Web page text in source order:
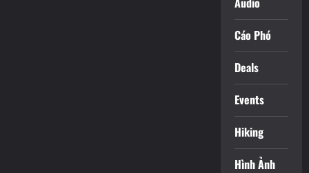
Cáo Phó
Deals
Events
Hiking
Hình Ảnh